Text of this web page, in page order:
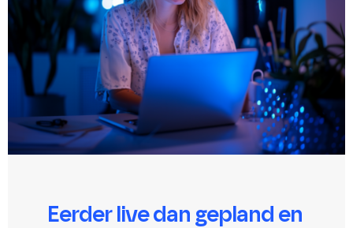
Eerder live dan gepland en